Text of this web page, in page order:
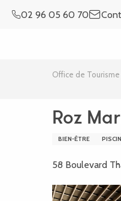
02 96 05 60 70
Office de
Roz
BIEN-ÊTRE
58 Boulevard